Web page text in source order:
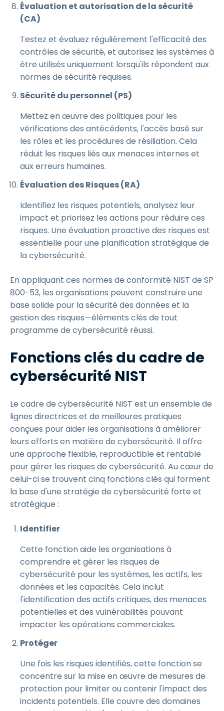
Évaluation et autorisation de la sécurité
(CA)
Testez et évaluez régulièrement l'efficacité des
contrôles de sécurité, et autorisez les systèmes à
être utilisés uniquement lorsqu'ils répondent aux
normes de sécurité requises.
Sécurité du personnel (PS)
Mettez en œuvre des politiques pour les
vérifications des antécédents, l'accès basé sur
les rôles et les procédures de résiliation. Cela
réduit les risques liés aux menaces internes et
aux erreurs humaines.
Évaluation des Risques (RA)
Identifiez les risques potentiels, analysez leur
impact et priorisez les actions pour réduire ces
risques. Une évaluation proactive des risques est
essentielle pour une planification stratégique de
la cybersécurité.
En appliquant ces normes de conformité NIST de SP
800-53, les organisations peuvent construire une
base solide pour la sécurité des données et la
gestion des risques—éléments clés de tout
programme de cybersécurité réussi.
Fonctions clés du cadre de
cybersécurité NIST
Le cadre de cybersécurité NIST est un ensemble de
lignes directrices et de meilleures pratiques
conçues pour aider les organisations à améliorer
leurs efforts en matière de cybersécurité. Il offre
une approche flexible, reproductible et rentable
pour gérer les risques de cybersécurité. Au cœur de
celui-ci se trouvent cinq fonctions clés qui forment
la base d'une stratégie de cybersécurité forte et
stratégique :
Identifier
Cette fonction aide les organisations à
comprendre et gérer les risques de
cybersécurité pour les systèmes, les actifs, les
données et les capacités. Cela inclut
l'identification des actifs critiques, des menaces
potentielles et des vulnérabilités pouvant
impacter les opérations commerciales.
Protéger
Une fois les risques identifiés, cette fonction se
concentre sur la mise en œuvre de mesures de
protection pour limiter ou contenir l'impact des
incidents potentiels. Elle couvre des domaines